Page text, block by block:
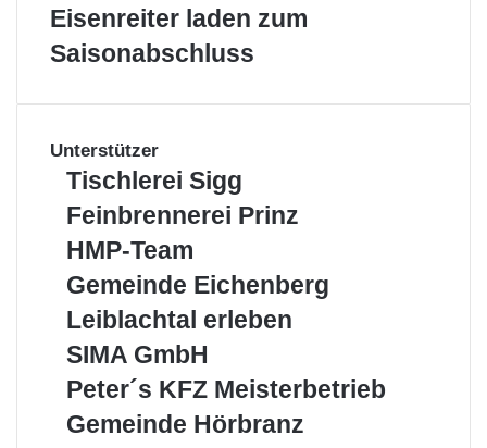
Eisenreiter laden zum
Saisonabschluss
Unterstützer
Tischlerei
Tischlerei Sigg
Feinbrennerei
Feinbrennerei Prinz
HMP-
HMP-Team
Gemeinde
Gemeinde Eichenberg
Leiblachtal
Leiblachtal erleben
SIMA
SIMA GmbH
Peter
KFZ
Peter´s KFZ Meisterbetrieb
Gemeinde
Gemeinde Hörbranz